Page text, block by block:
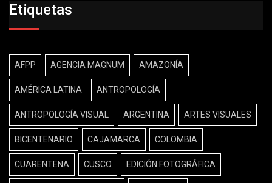
Etiquetas
AFPP AGENCIA MAGNUM AMAZONÍA
AMÉRICA LATINA ANTROPOLOGÍA
ANTROPOLOGÍA VISUAL ARGENTINA ARTES VISUALES
BICENTENARIO CAJAMARCA COLOMBIA
CUARENTENA CUSCO EDICIÓN FOTOGRÁFICA